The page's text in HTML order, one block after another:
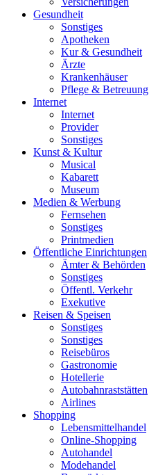
Gesundheit
Sonstiges
Apotheken
Kur & Gesundheit
Ärzte
Krankenhäuser
Pflege & Betreuung
Internet
Internet
Provider
Sonstiges
Kunst & Kultur
Musical
Kabarett
Museum
Medien & Werbung
Fernsehen
Sonstiges
Printmedien
Öffentliche Einrichtungen
Ämter & Behörden
Sonstiges
Öffentl. Verkehr
Exekutive
Reisen & Speisen
Sonstiges
Sonstiges
Reisebüros
Gastronomie
Hotellerie
Autobahnraststätten
Airlines
Shopping
Lebensmittelhandel
Online-Shopping
Autohandel
Modehandel